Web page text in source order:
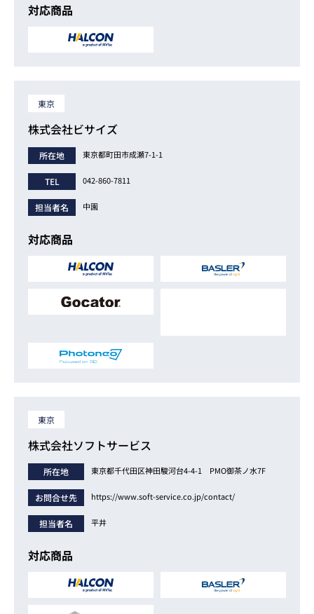
対応商品
東京
株式会社ビサイズ
所在地 東京都町田市成瀬7-1-1
TEL 042-860-7811
担当者名 中園
対応商品
東京
株式会社ソフトサービス
所在地 東京都千代田区神田駿河台4-4-1 PMO御茶ノ水7F
お問合せ先 https://www.soft-service.co.jp/contact/
担当者名 平井
対応商品